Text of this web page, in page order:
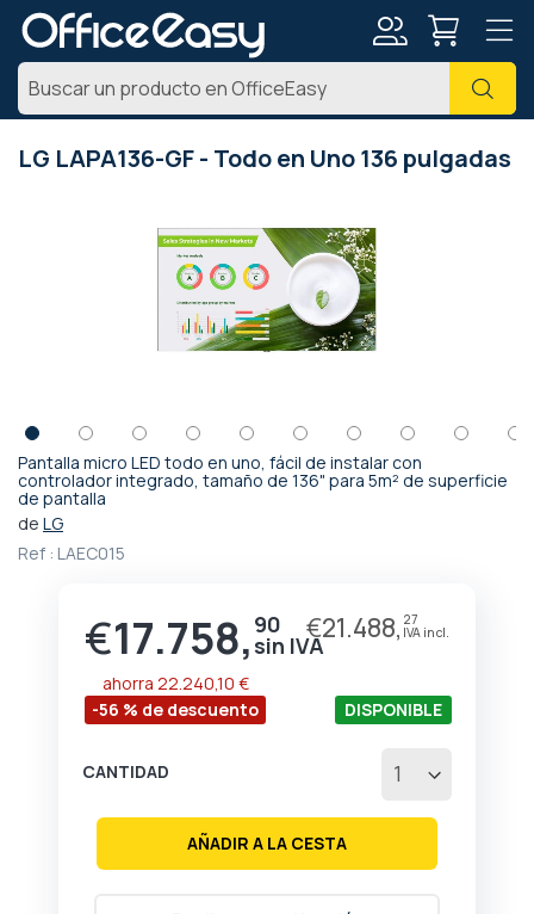
LG LAPA136-GF - Todo en Uno 136 pulgadas
Pantalla micro LED todo en uno, fácil de instalar con
controlador integrado, tamaño de 136" para 5m² de superficie
de pantalla
de LG
Ref : LAEC015
Precio
especial
€17.758, 90 €21.488, 27
-56 % de descuento
ahorra 22.240,10 €
DISPONIBLE
CANTIDAD
AÑADIR A LA CESTA
Saltar
al
comienzo
de
imágenes